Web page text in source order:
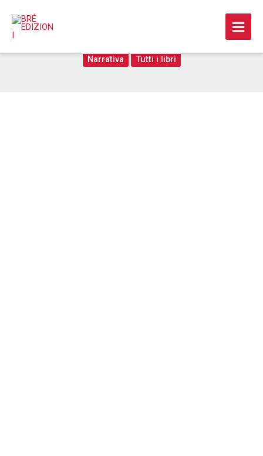
contenuto
Narrativa Tutti i libri